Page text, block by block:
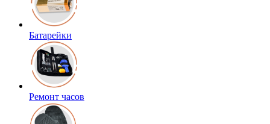
Батарейки
Ремонт часов